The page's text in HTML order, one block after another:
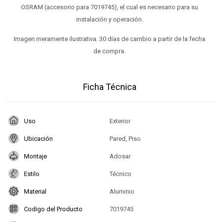
OSRAM (accesorio para 7019745), el cual es necesario para su
instalación y operación.
Imagen meramente ilustrativa. 30 días de cambio a partir de la fecha
de compra.
Ficha Técnica
Uso Exterior
Ubicación Pared, Piso
Montaje Adosar
Estilo Técnico
Material Aluminio
Codigo del Producto 7019745